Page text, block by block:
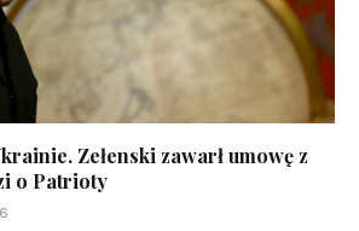
Zełenski zawarł umowę z
o Patrioty